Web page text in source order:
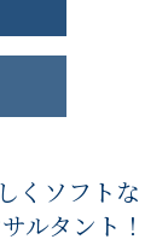
くソフトな
ルタント！